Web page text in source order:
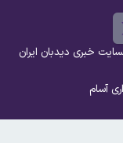
خبری دیدبان ایران
آسام